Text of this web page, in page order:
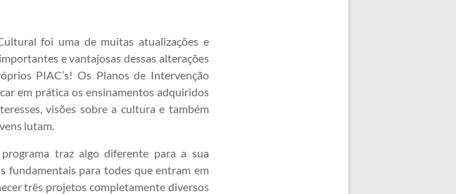
foi uma de muitas atualizações e
e vantajosas dessas alterações
PIAC’s! Os Planos de Intervenção
em prática os ensinamentos adquiridos
visões sobre a cultura e também
lutam.
traz algo diferente para a sua
fundamentais para todes que entram em
três projetos completamente diversos